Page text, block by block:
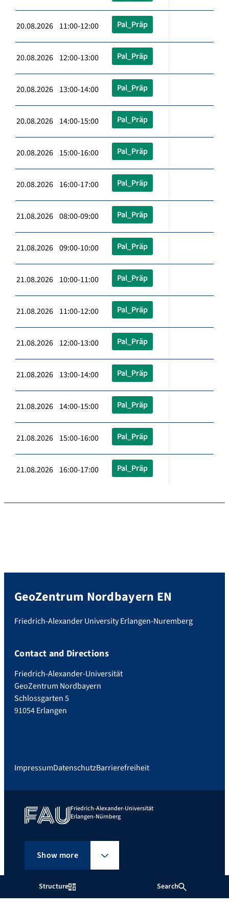
Structure Search
20.08.2026 11:00-12:00 Pal_Präp
20.08.2026 12:00-13:00 Pal_Präp
20.08.2026 13:00-14:00 Pal_Präp
20.08.2026 14:00-15:00 Pal_Präp
20.08.2026 15:00-16:00 Pal_Präp
20.08.2026 16:00-17:00 Pal_Präp
21.08.2026 08:00-09:00 Pal_Präp
21.08.2026 09:00-10:00 Pal_Präp
21.08.2026 10:00-11:00 Pal_Präp
21.08.2026 11:00-12:00 Pal_Präp
21.08.2026 12:00-13:00 Pal_Präp
21.08.2026 13:00-14:00 Pal_Präp
21.08.2026 14:00-15:00 Pal_Präp
21.08.2026 15:00-16:00 Pal_Präp
21.08.2026 16:00-17:00 Pal_Präp
GeoZentrum Nordbayern EN
Friedrich-Alexander University Erlangen-Nuremberg
Contact and Directions
Friedrich-Alexander-Universität
GeoZentrum Nordbayern
Schlossgarten 5
91054 Erlangen
ImpressumDatenschutzBarrierefreiheit
Friedrich-Alexander-Universität
Erlangen-Nürnberg
Show more